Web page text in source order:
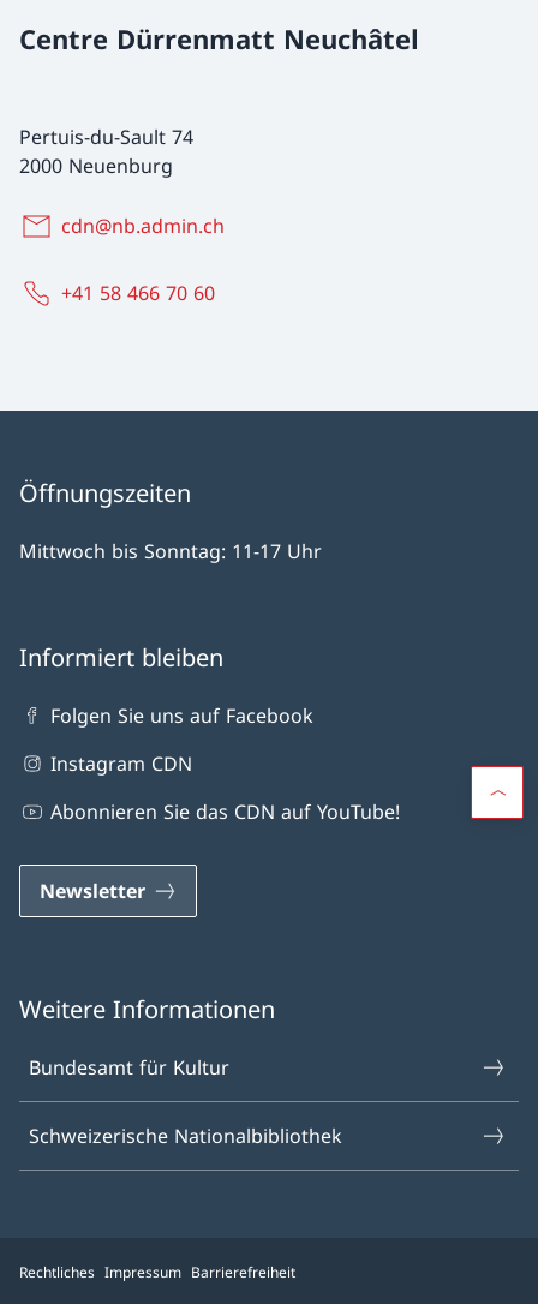
Centre Dürrenmatt Neuchâtel
Pertuis-du-Sault 74
2000 Neuenburg
cdn@nb.admin.ch
+41 58 466 70 60
Öffnungszeiten
Mittwoch bis Sonntag: 11-17 Uhr
Informiert bleiben
Folgen Sie uns auf Facebook
Instagram CDN
Abonnieren Sie das CDN auf YouTube!
Newsletter
Weitere Informationen
Bundesamt für Kultur
Schweizerische Nationalbibliothek
Rechtliches Impressum Barrierefreiheit